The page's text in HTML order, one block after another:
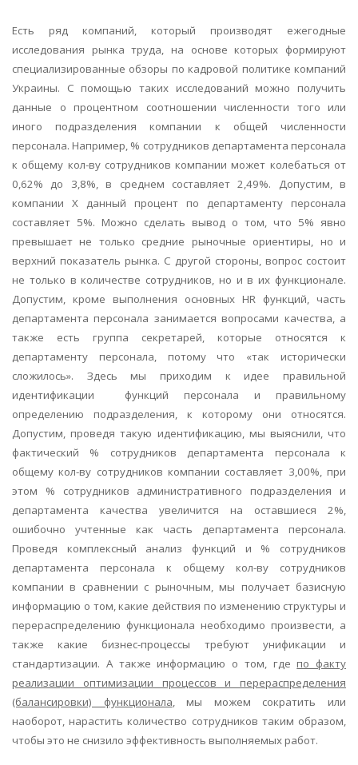
Есть ряд компаний, который производят ежегодные
исследования рынка труда, на основе которых формируют
специализированные обзоры по кадровой политике компаний
Украины. С помощью таких исследований можно получить
данные о процентном соотношении численности того или
иного подразделения компании к общей численности
персонала. Например, % сотрудников департамента персонала
к общему кол-ву сотрудников компании может колебаться от
0,62% до 3,8%, в среднем составляет 2,49%. Допустим, в
компании Х данный процент по департаменту персонала
составляет 5%. Можно сделать вывод о том, что 5% явно
превышает не только средние рыночные ориентиры, но и
верхний показатель рынка. С другой стороны, вопрос состоит
не только в количестве сотрудников, но и в их функционале.
Допустим, кроме выполнения основных HR функций, часть
департамента персонала занимается вопросами качества, а
также есть группа секретарей, которые относятся к
департаменту персонала, потому что «так исторически
сложилось». Здесь мы приходим к идее правильной
идентификации
функций персонала и правильному
определению подразделения, к которому они относятся.
Допустим, проведя такую идентификацию, мы выяснили, что
фактический % сотрудников департамента персонала к
общему кол-ву сотрудников компании составляет 3,00%, при
этом % сотрудников административного подразделения и
департамента качества увеличится на оставшиеся 2%,
ошибочно учтенные как часть департамента персонала.
Проведя комплексный анализ функций и % сотрудников
департамента персонала к общему кол-ву сотрудников
компании в сравнении с рыночным, мы получает базисную
информацию о том, какие действия по изменению структуры и
перераспределению функционала необходимо произвести, а
также какие бизнес-процессы требуют унификации и
стандартизации. А также информацию о том, гдепо факту
реализации оптимизации процессов и перераспределения
(балансировки) функционала, мы можем сократить или
наоборот, нарастить количество сотрудников таким образом,
чтобы это не снизило эффективность выполняемых работ.